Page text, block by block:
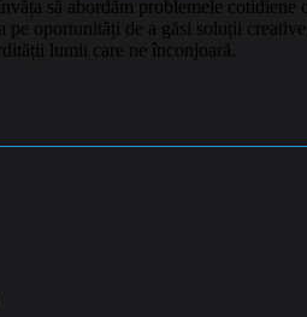
să abordăm problemele
oportunități de a găsi soluții
lumii care ne înconjoară.